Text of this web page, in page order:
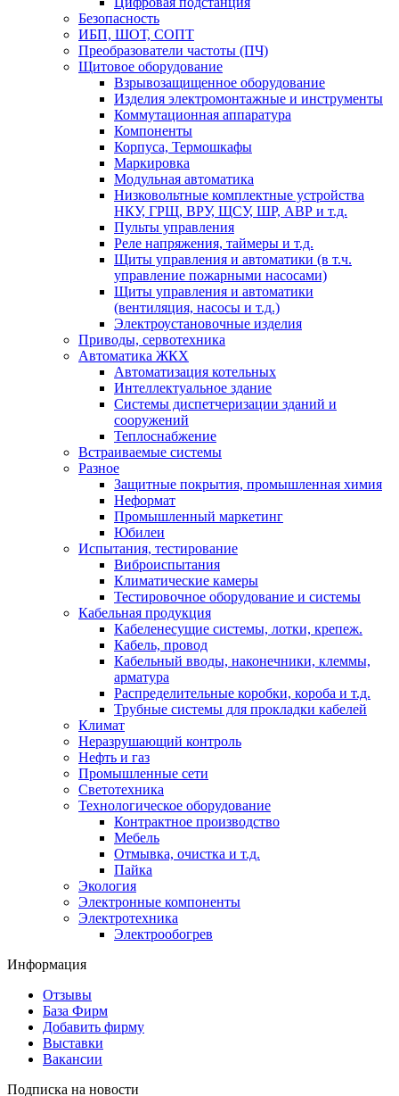
Безопасность
ИБП, ШОТ, СОПТ
Преобразователи частоты (ПЧ)
Щитовое оборудование
Взрывозащищенное оборудование
Изделия электромонтажные и инструменты
Коммутационная аппаратура
Компоненты
Корпуса, Термошкафы
Маркировка
Модульная автоматика
Низковольтные комплектные устройства
НКУ, ГРЩ, ВРУ, ЩСУ, ШР, АВР и т.д.
Пульты управления
Реле напряжения, таймеры и т.д.
Щиты управления и автоматики (в т.ч.
управление пожарными насосами)
Щиты управления и автоматики
(вентиляция, насосы и т.д.)
Электроустановочные изделия
Приводы, сервотехника
Автоматика ЖКХ
Автоматизация котельных
Интеллектуальное здание
Системы диспетчеризации зданий и
сооружений
Теплоснабжение
Встраиваемые системы
Разное
Защитные покрытия, промышленная химия
Неформат
Промышленный маркетинг
Юбилеи
Испытания, тестирование
Виброиспытания
Климатические камеры
Тестировочное оборудование и системы
Кабельная продукция
Кабеленесущие системы, лотки, крепеж.
Кабель, провод
Кабельный вводы, наконечники, клеммы,
арматура
Распределительные коробки, короба и т.д.
Трубные системы для прокладки кабелей
Климат
Неразрушающий контроль
Нефть и газ
Промышленные сети
Светотехника
Технологическое оборудование
Контрактное производство
Мебель
Отмывка, очистка и т.д.
Пайка
Экология
Электронные компоненты
Электротехника
Электрообогрев
Информация
Отзывы
База Фирм
Добавить фирму
Выставки
Вакансии
Подписка на новости